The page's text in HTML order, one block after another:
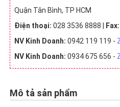
Quận Tân Bình, TP HCM
Điện thoại: 028 3536 8888 | Fax:
NV Kinh Doanh: 0942 119 119 -
NV Kinh Doanh: 0934 675 656 -
Mô tả sản phẩm